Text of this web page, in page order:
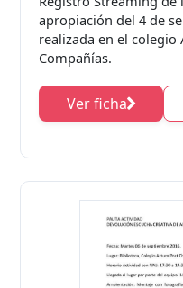
apropiación del 4 de
realizada en el colegio
Compañías.
Ver ficha